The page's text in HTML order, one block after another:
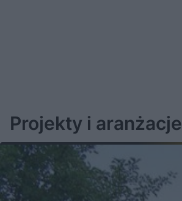
Projekty i aranżacje